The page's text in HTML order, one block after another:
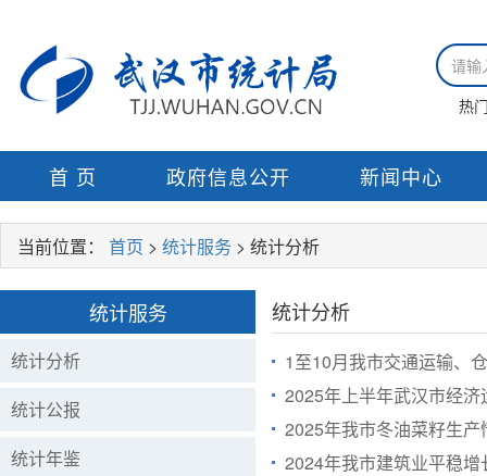
热
首 页 政府信息公开 新闻中心
当前位置： 首页 > 统计服务 > 统计分析
统计服务
统计分析
统计公报
统计年鉴
统计分析
1至10月我市交通运输、
2025年上半年武汉市经济
2025年我市冬油菜籽生产
2024年我市建筑业平稳增